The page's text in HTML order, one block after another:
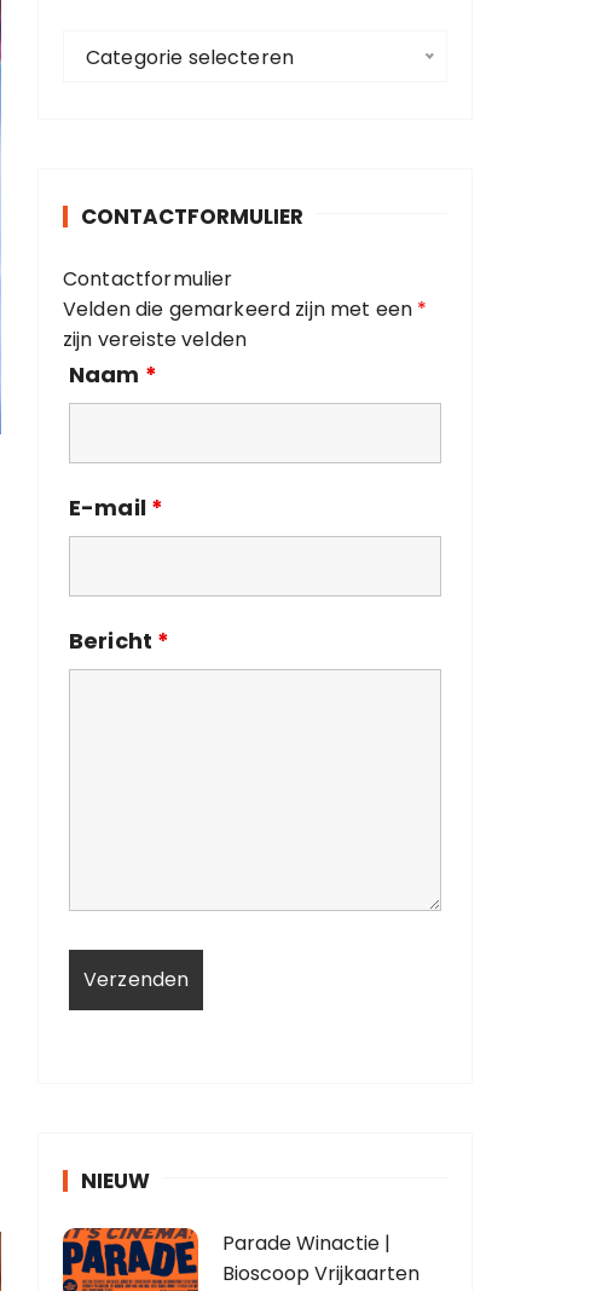
r
e
ë
n
Categorie selecteren
CONTACTFORMULIER
Contactformulier
Velden die gemarkeerd zijn met een *
zijn vereiste velden
Naam *
E-mail *
Bericht *
NIEUW
Parade Winactie |
Bioscoop Vrijkaarten